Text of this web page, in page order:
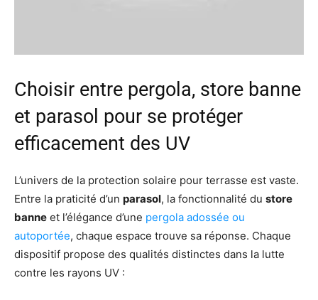
Choisir entre pergola, store banne
et parasol pour se protéger
efficacement des UV
L’univers de la protection solaire pour terrasse est vaste.
Entre la praticité d’un parasol, la fonctionnalité du store
banne et l’élégance d’une pergola adossée ou
autoportée, chaque espace trouve sa réponse. Chaque
dispositif propose des qualités distinctes dans la lutte
contre les rayons UV :